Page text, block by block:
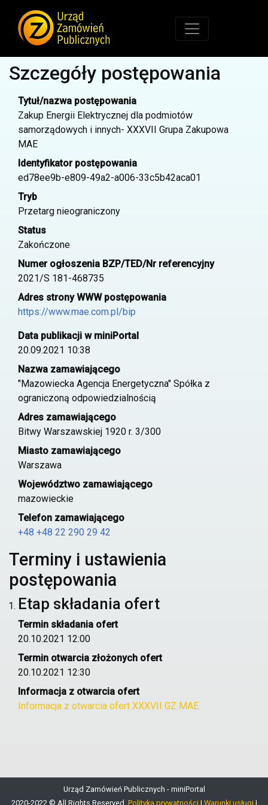
Szczegóły postępowania
Tytuł/nazwa postępowania
Zakup Energii Elektrycznej dla podmiotów
samorządowych i innych- XXXVII Grupa Zakupowa
MAE
Identyfikator postępowania
ed78ee9b-e809-49a2-a006-33c5b42aca01
Tryb
Przetarg nieograniczony
Status
Zakończone
Numer ogłoszenia BZP/TED/Nr referencyjny
2021/S 181-468735
Adres strony WWW postępowania
https://www.mae.com.pl/bip
Data publikacji w miniPortal
20.09.2021 10:38
Nazwa zamawiającego
"Mazowiecka Agencja Energetyczna" Spółka z
ograniczoną odpowiedzialnością
Adres zamawiającego
Bitwy Warszawskiej 1920 r. 3/300
Miasto zamawiającego
Warszawa
Województwo zamawiającego
mazowieckie
Telefon zamawiającego
+48 +48 22 290 29 42
Terminy i ustawienia
postępowania
Etap składania ofert
Termin składania ofert
20.10.2021 12:00
Termin otwarcia złożonych ofert
20.10.2021 12:30
Informacja z otwarcia ofert
Informacja z otwarcia ofert XXXVII GZ MAE
Urząd Zamówień Publicznych - miniPortal
2020-2022 © All Rights Reserved. Polityka prywatności | Warunki usługi |